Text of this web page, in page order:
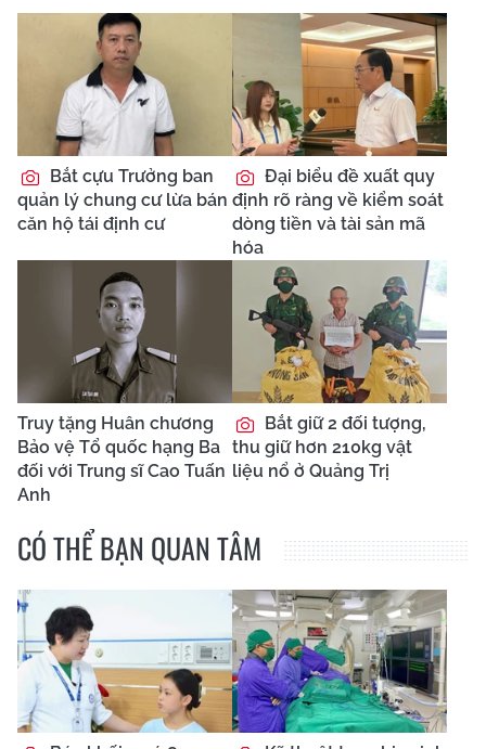
Bắt cựu Trưởng ban
quản lý chung cư lừa bán
căn hộ tái định cư
Đại biểu đề xuất quy
định rõ ràng về kiểm soát
dòng tiền và tài sản mã
hóa
Truy tặng Huân chương
Bảo vệ Tổ quốc hạng Ba
đối với Trung sĩ Cao Tuấn
Anh
Bắt giữ 2 đối tượng,
thu giữ hơn 210kg vật
liệu nổ ở Quảng Trị
CÓ THỂ BẠN QUAN TÂM